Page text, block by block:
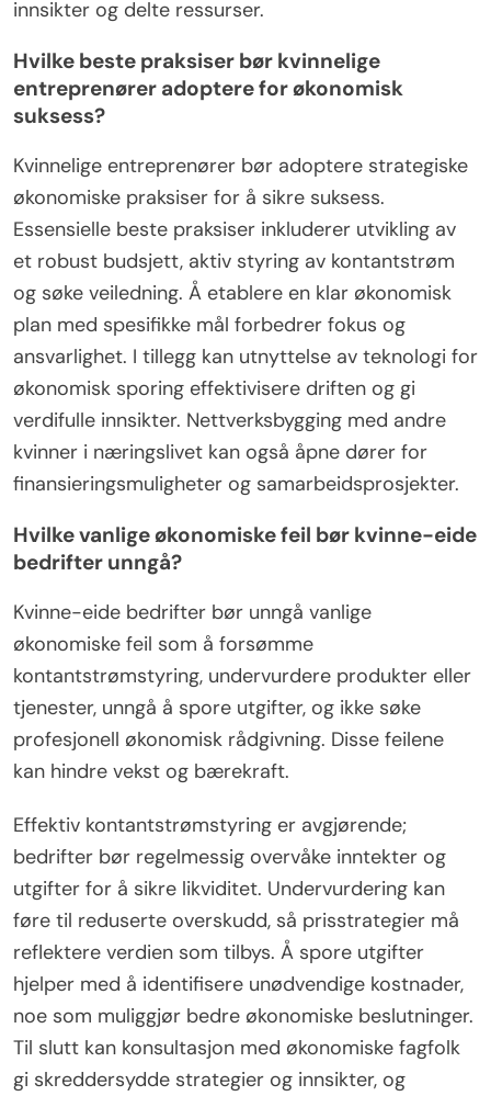
innsikter og delte ressurser.
Hvilke beste praksiser bør kvinnelige
entreprenører adoptere for økonomisk
suksess?
Kvinnelige entreprenører bør adoptere strategiske
økonomiske praksiser for å sikre suksess.
Essensielle beste praksiser inkluderer utvikling av
et robust budsjett, aktiv styring av kontantstrøm
og søke veiledning. Å etablere en klar økonomisk
plan med spesifikke mål forbedrer fokus og
ansvarlighet. I tillegg kan utnyttelse av teknologi for
økonomisk sporing effektivisere driften og gi
verdifulle innsikter. Nettverksbygging med andre
kvinner i næringslivet kan også åpne dører for
finansieringsmuligheter og samarbeidsprosjekter.
Hvilke vanlige økonomiske feil bør kvinne-eide
bedrifter unngå?
Kvinne-eide bedrifter bør unngå vanlige
økonomiske feil som å forsømme
kontantstrømstyring, undervurdere produkter eller
tjenester, unngå å spore utgifter, og ikke søke
profesjonell økonomisk rådgivning. Disse feilene
kan hindre vekst og bærekraft.
Effektiv kontantstrømstyring er avgjørende;
bedrifter bør regelmessig overvåke inntekter og
utgifter for å sikre likviditet. Undervurdering kan
føre til reduserte overskudd, så prisstrategier må
reflektere verdien som tilbys. Å spore utgifter
hjelper med å identifisere unødvendige kostnader,
noe som muliggjør bedre økonomiske beslutninger.
Til slutt kan konsultasjon med økonomiske fagfolk
gi skreddersydde strategier og innsikter, og